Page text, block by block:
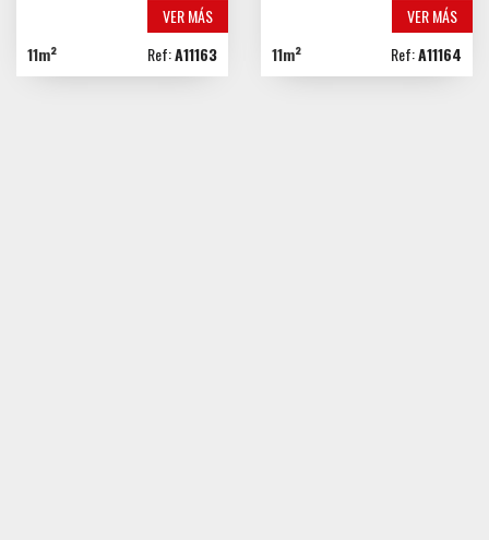
VER MÁS
11m²
Ref:A11163
VER MÁS
11m²
Ref:A11164